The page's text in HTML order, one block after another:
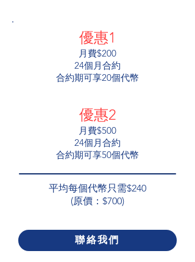
優惠1
月費$200
24個月合約
​合約期可享20個代幣
優惠2
月費$500
24個月合約
​合約期可享50個代幣
平均每個代幣只需$240
(原價：$700)
聯絡我們